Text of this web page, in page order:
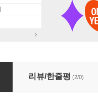
리뷰/한줄평 (2/0)